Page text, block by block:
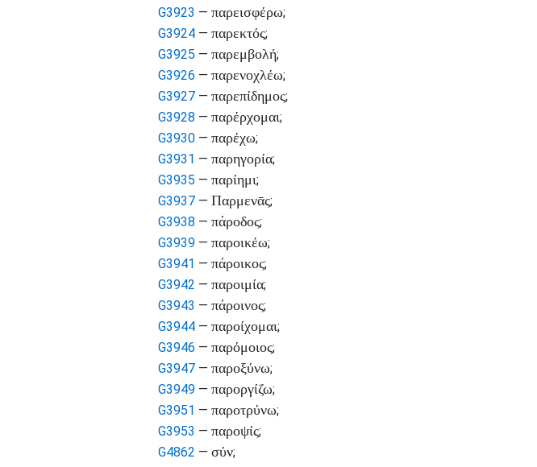
G3923 — παρεισφέρω;
G3924— παρεκτός;
G3925 — παρεμβολή;
G3926 — παρενοχλέω;
G3927— παρεπίδημος;
G3928— παρέρχομαι;
G3930— παρέχω;
G3931 — παρηγορία;
G3935 — παρίημι;
G3937— Παρμενᾱς;
G3938— πάροδος;
G3939— παροικέω;
G3941 — πάροικος;
G3942 — παροιμία;
G3943 — πάροινος;
G3944— παροίχομαι;
G3946 — παρόμοιος;
G3947— παροξύνω;
G3949— παροργίζω;
G3951 — παροτρύνω;
G3953 — παροψίς;
G4862 — σύν;